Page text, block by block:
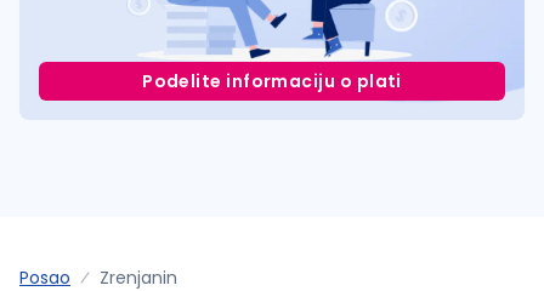
Podelite informaciju o plati
Posao Zrenjanin